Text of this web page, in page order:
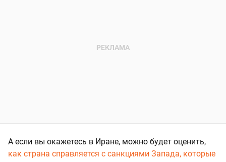
А если вы окажетесь в Иране, можно будет оценить,
как страна справляется с санкциями Запада, которые